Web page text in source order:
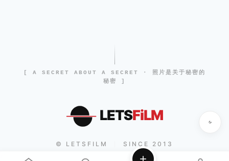
[ A SECRET ABOUT A SECRET · 照片是关于秘密的
秘密 ]
LETSFiLM
© LETSFILM SINCE 2013